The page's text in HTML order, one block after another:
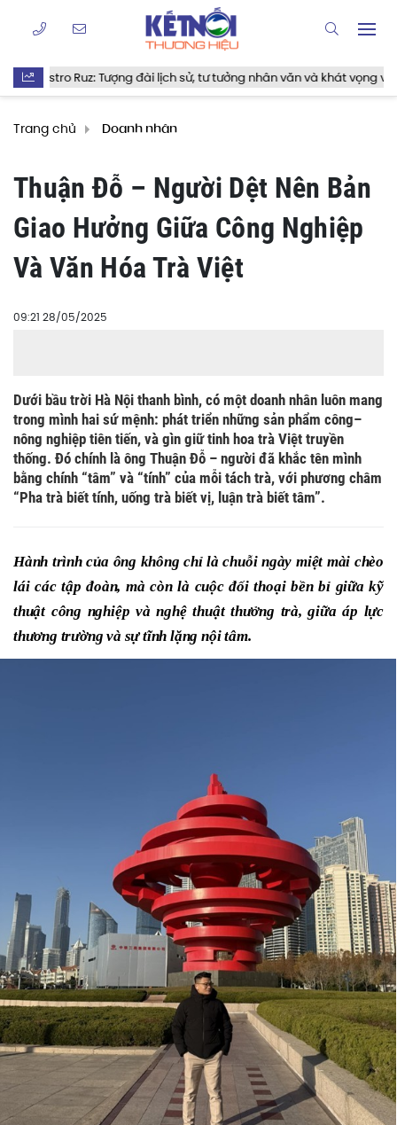
đài lịch sử, tư tưởng nhân văn và khát vọng vĩnh hằng
Trang chủ Doanh nhân
Thuận Đỗ – Người Dệt Nên Bản
Giao Hưởng Giữa Công Nghiệp
Và Văn Hóa Trà Việt
09:21 28/05/2025
Dưới bầu trời Hà Nội thanh bình, có một doanh nhân luôn mang
trong mình hai sứ mệnh: phát triển những sản phẩm công–
nông nghiệp tiên tiến, và gìn giữ tinh hoa trà Việt truyền
thống. Đó chính là ông Thuận Đỗ – người đã khắc tên mình
bằng chính “tâm” và “tính” của mỗi tách trà, với phương châm
“Pha trà biết tính, uống trà biết vị, luận trà biết tâm”.
Hành trình của ông không chỉ là chuỗi ngày miệt mài chèo
lái các tập đoàn, mà còn là cuộc đối thoại bền bỉ giữa kỹ
thuật công nghiệp và nghệ thuật thưởng trà, giữa áp lực
thương trường và sự tĩnh lặng nội tâm.